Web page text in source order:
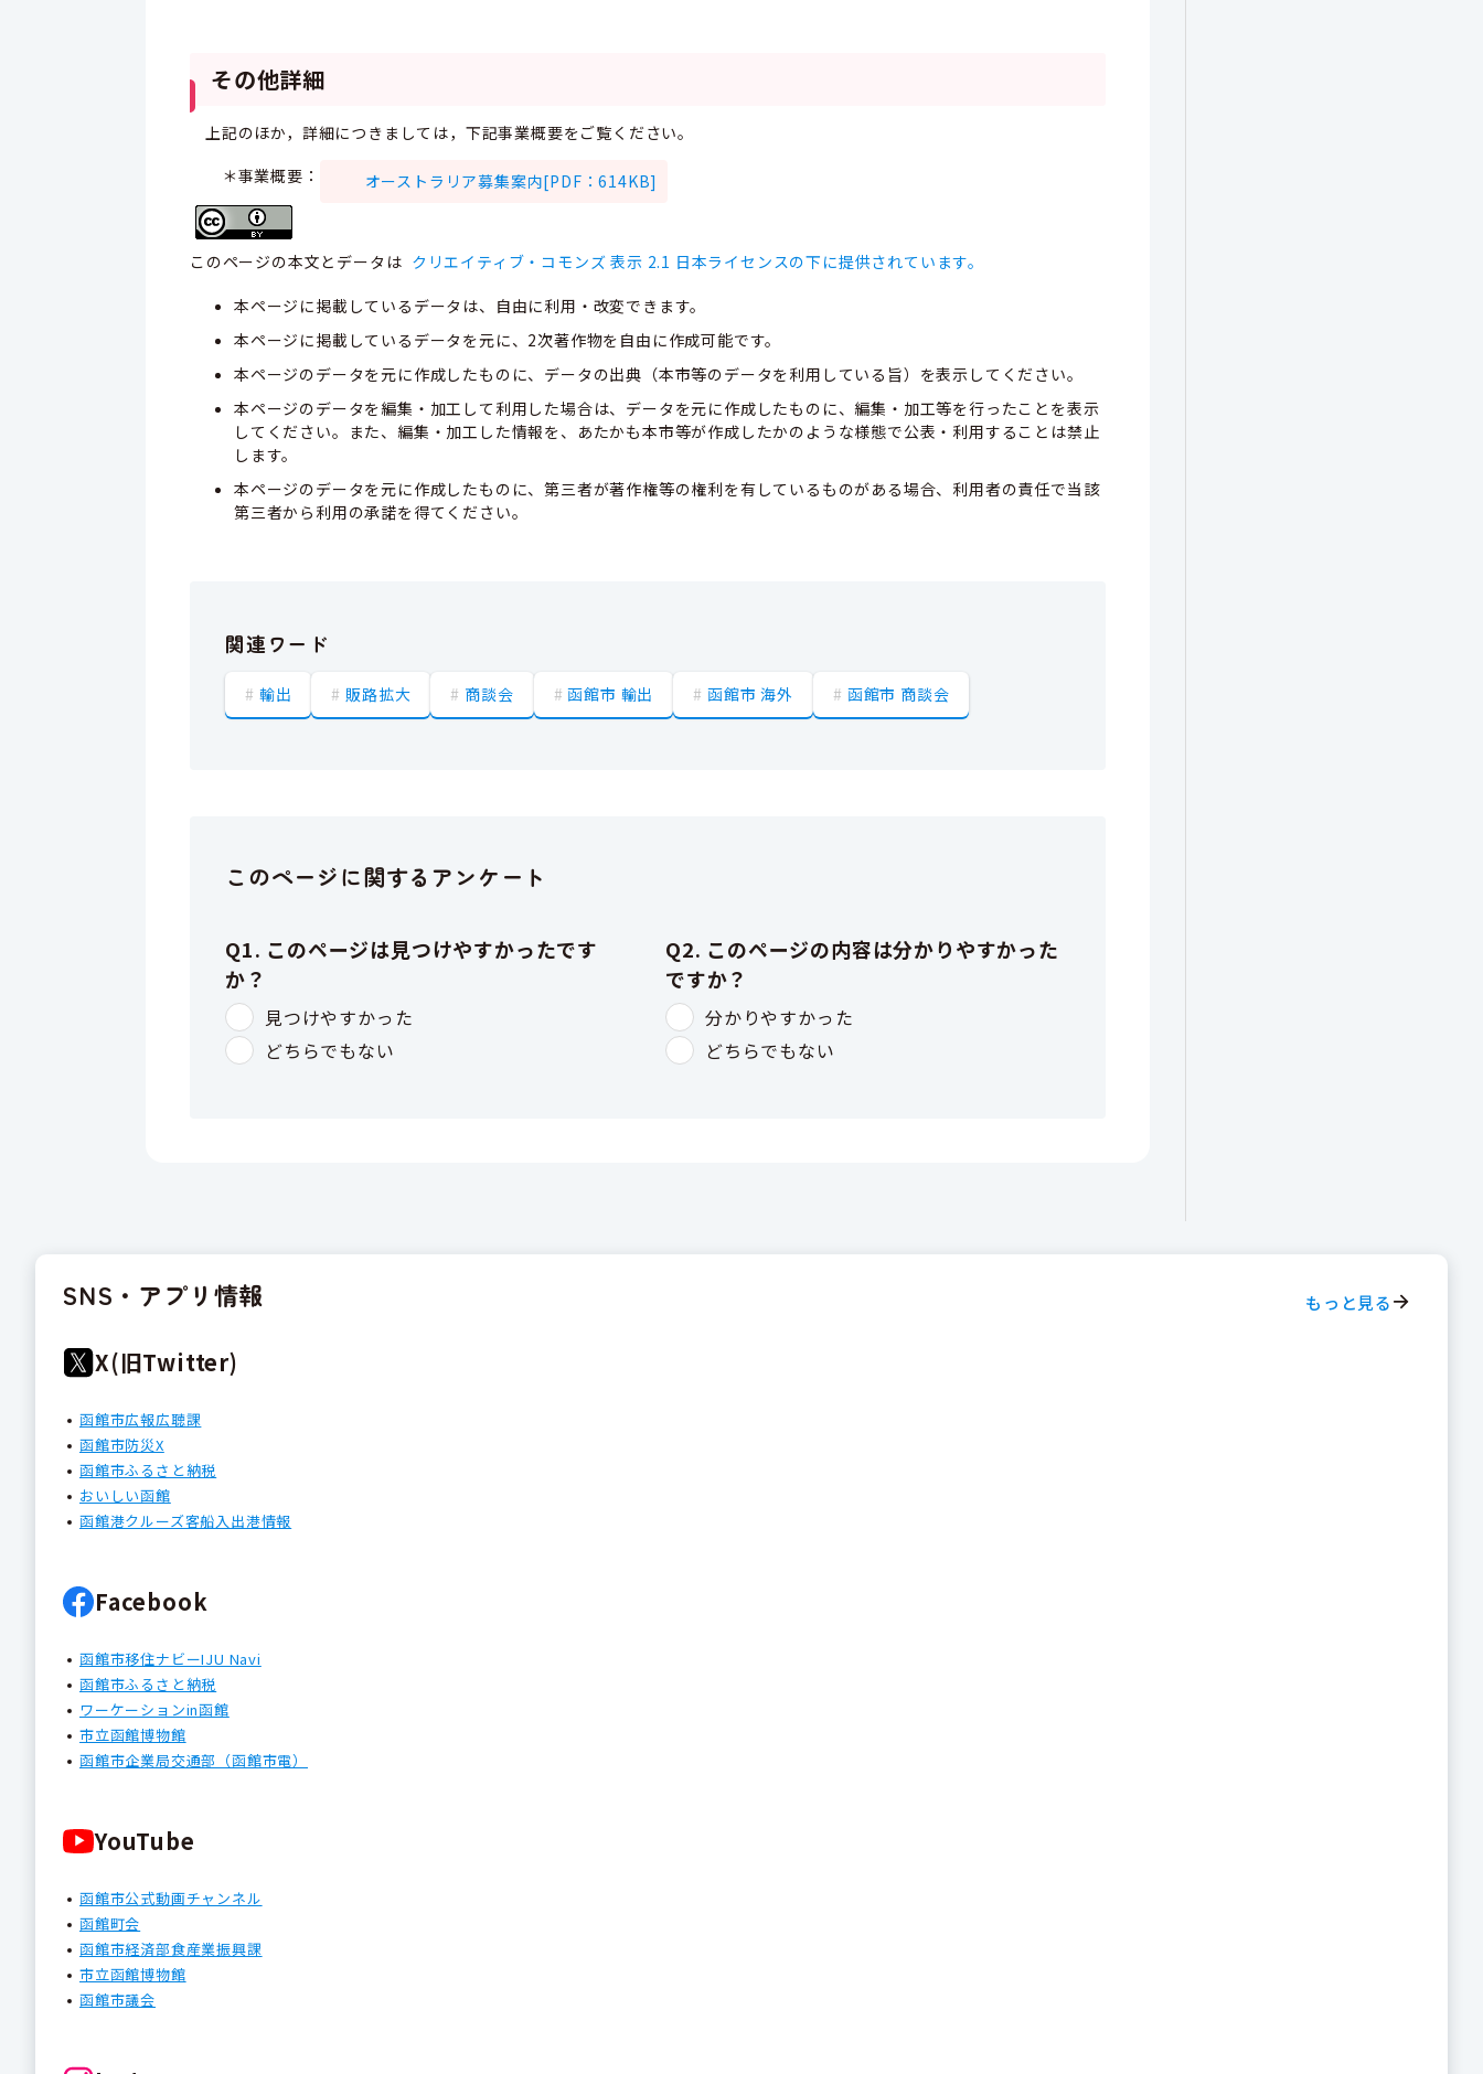
その他詳細
上記のほか，詳細につきましては，下記事業概要をご覧ください。
＊事業概要：
オーストラリア募集案内[PDF：614KB]
このページの本文とデータは クリエイティブ・コモンズ 表示 2.1 日本ライセンスの下に提供されています。
本ページに掲載しているデータは、自由に利用・改変できます。
本ページに掲載しているデータを元に、2次著作物を自由に作成可能です。
本ページのデータを元に作成したものに、データの出典（本市等のデータを利用している旨）を表示してください。
本ページのデータを編集・加工して利用した場合は、データを元に作成したものに、編集・加工等を行ったことを表示
してください。また、編集・加工した情報を、あたかも本市等が作成したかのような様態で公表・利用することは禁止
します。
本ページのデータを元に作成したものに、第三者が著作権等の権利を有しているものがある場合、利用者の責任で当該
第三者から利用の承諾を得てください。
関連ワード
輸出 販路拡大 商談会 函館市 輸出 函館市 海外 函館市 商談会
このページに関するアンケート
SNS・アプリ情報 もっと見る
X(旧Twitter)
函館市広報広聴課
函館市防災X
函館市ふるさと納税
おいしい函館
函館港クルーズ客船入出港情報
Facebook
函館市移住ナビーIJU Navi
函館市ふるさと納税
ワーケーションin函館
市立函館博物館
函館市企業局交通部（函館市電）
YouTube
函館市公式動画チャンネル
函館町会
函館市経済部食産業振興課
市立函館博物館
函館市議会